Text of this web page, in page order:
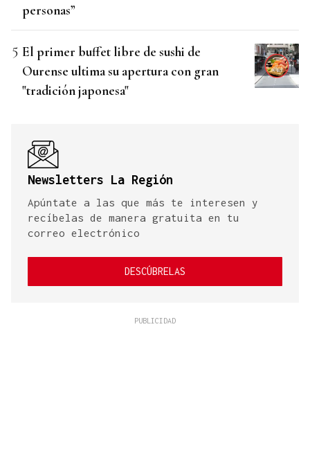
personas”
El primer buffet libre de sushi de
Ourense ultima su apertura con gran
"tradición japonesa"
Newsletters La Región
Apúntate a las que más te interesen y
recíbelas de manera gratuita en tu
correo electrónico
DESCÚBRELAS